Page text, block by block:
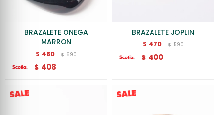
BRAZALETE ONEGA
MARRON
$ 480 $ 690
$ 408
BRAZALETE JOPLIN
$ 470 $ 590
$ 400